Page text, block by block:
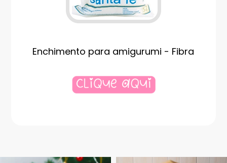
Enchimento para amigurumi - Fibra